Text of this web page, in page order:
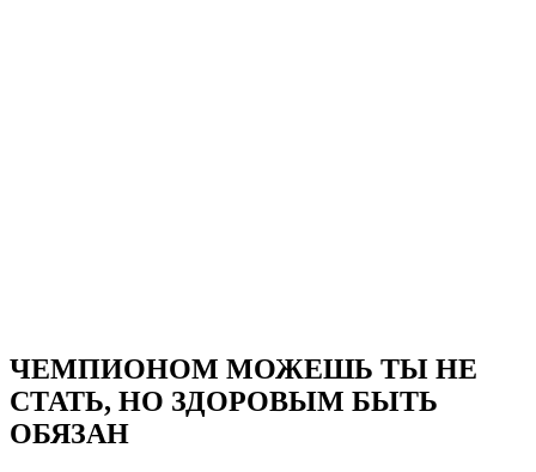
ЧЕМПИОНОМ МОЖЕШЬ ТЫ НЕ
СТАТЬ, НО ЗДОРОВЫМ БЫТЬ
ОБЯЗАН